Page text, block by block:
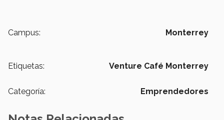
Campus: Monterrey
Etiquetas: Venture Café Monterrey
Categoría: Emprendedores